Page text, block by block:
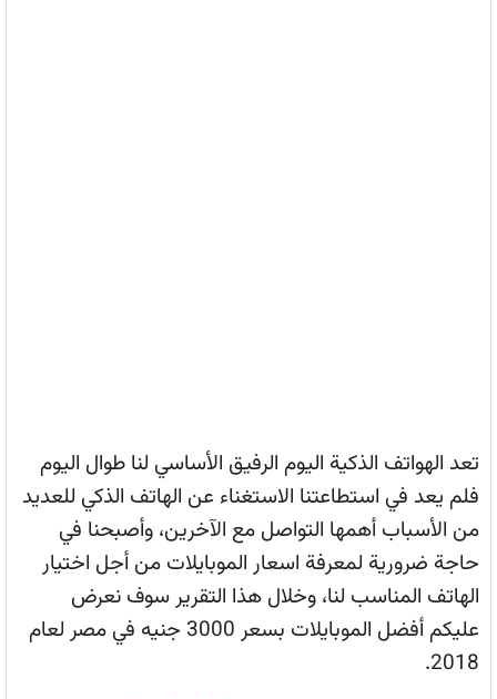
تعد الهواتف الذكية اليوم الرفيق الأساسي لنا طوال اليوم
فلم يعد في استطاعتنا الاستغناء عن الهاتف الذكي للعديد
من الأسباب أهمها التواصل مع الآخرين، وأصبحنا في
حاجة ضرورية لمعرفة اسعار الموبايلات من أجل اختيار
الهاتف المناسب لنا، وخلال هذا التقرير سوف نعرض
عليكم أفضل الموبايلات بسعر 3000 جنيه في مصر لعام
2018.